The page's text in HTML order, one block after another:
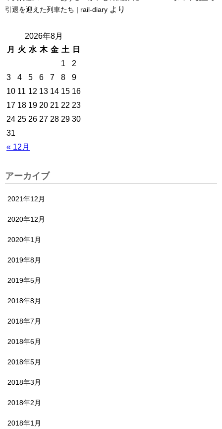
引退を迎えた列車たち | rail-diary より
2026年8月
月
火 水 木 金 土 日
« 12月
1
2
3
4 5 6 7 8
9
10 11 12 13 14 15 16
17 18 19 20 21 22 23
24 25 26 27 28 29 30
31
アーカイブ
2021年12月
2020年12月
2020年1月
2019年8月
2019年5月
2018年8月
2018年7月
2018年6月
2018年5月
2018年3月
2018年2月
2018年1月